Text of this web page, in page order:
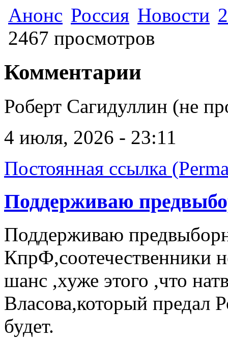
Анонс Россия Новости
2467 просмотров
Комментарии
Роберт Сагидуллин (не
4 июля, 2026 - 23:11
Постоянная ссылка
Поддерживаю
Поддерживаю
КпрФ,соотечественники
шанс ,хуже этого ,что
Власова,который
будет.